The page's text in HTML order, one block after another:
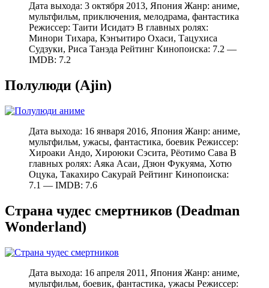
Дата выхода: 3 октября 2013, Япония Жанр: аниме,
мультфильм, приключения, мелодрама, фантастика
Режиссер: Таити Исидатэ В главных ролях:
Минори Тихара, Кэнъитиро Охаси, Тацухиса
Судзуки, Риса Танэда Рейтинг Кинопоиска: 7.2 —
IMDB: 7.2
Полулюди (Ajin)
Дата выхода: 16 января 2016, Япония Жанр: аниме,
мультфильм, ужасы, фантастика, боевик Режиссер:
Хироаки Андо, Хироюки Сэсита, Рёотимо Сава В
главных ролях: Аяка Асаи, Дзюн Фукуяма, Хотю
Оцука, Такахиро Сакурай Рейтинг Кинопоиска:
7.1 — IMDB: 7.6
Страна чудес смертников (Deadman
Wonderland)
Дата выхода: 16 апреля 2011, Япония Жанр: аниме,
мультфильм, боевик, фантастика, ужасы Режиссер: